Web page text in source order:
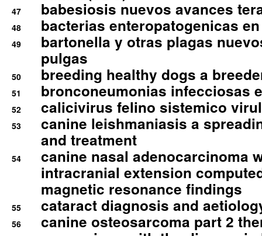
47 babesiosis nuevos avances
48 bacterias enteropatogenicas
49
bartonella y otras plagas
pulgas
50 breeding healthy dogs a
51 bronconeumonias infecciosas
52 calicivirus felino sistemico
53
canine leishmaniasis a
and treatment
54
canine nasal adenocarcinoma
intracranial extension
magnetic resonance findings
55 cataract diagnosis and
56
canine osteosarcoma part 2